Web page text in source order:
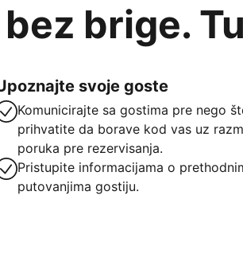
brige.
svoje goste
Komunicirajte sa gostima pre nego
prihvatite da borave kod vas uz
poruka pre rezervisanja.
Pristupite informacijama o
putovanjima gostiju.